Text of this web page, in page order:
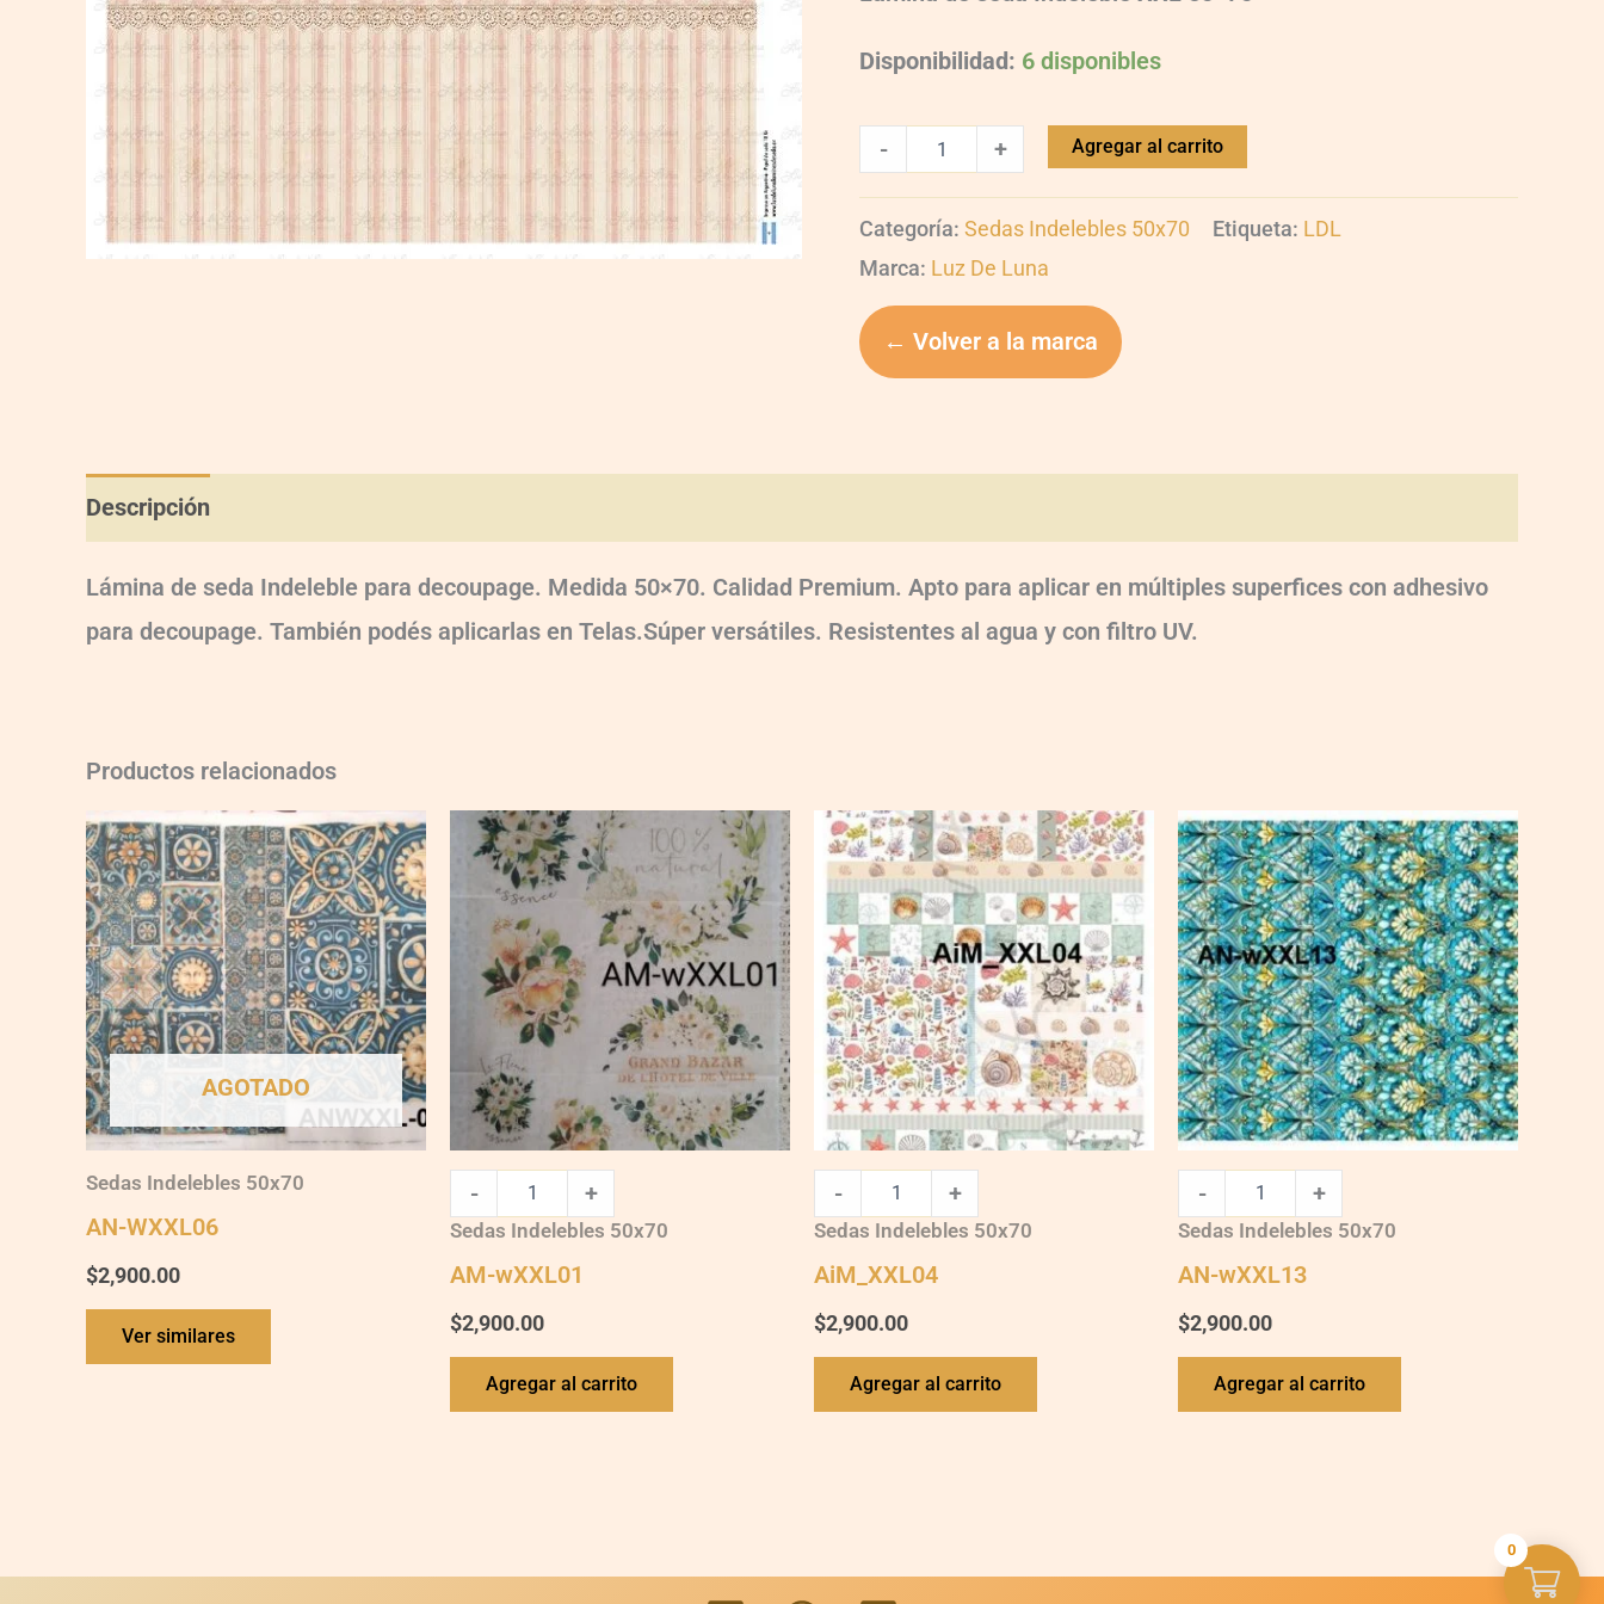
Disponibilidad: 6 disponibles
- + Agregar al carrito
Categoría: Sedas Indelebles 50x70 Etiqueta: LDL
Marca: Luz De Luna
← Volver a la marca
Descripción
Lámina de seda Indeleble para decoupage. Medida 50×70. Calidad Premium. Apto para aplicar en múltiples superfices con adhesivo
para decoupage. También podés aplicarlas en Telas.Súper versátiles. Resistentes al agua y con filtro UV.
Productos relacionados
AGOTADO
Sedas Indelebles 50x70
AN-WXXL06
$2,900.00
Ver similares
AM-
wXXL01
quantity
- +
Sedas Indelebles 50x70
AM-wXXL01
$2,900.00
Agregar al carrito
AiM_XXL04
quantity
- +
Sedas Indelebles 50x70
AiM_XXL04
$2,900.00
Agregar al carrito
AN-
wXXL13
quantity
- +
Sedas Indelebles 50x70
AN-wXXL13
$2,900.00
Agregar al carrito
0